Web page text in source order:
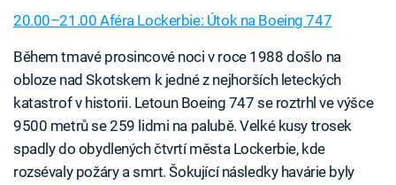
20.00–21.00 Aféra Lockerbie: Útok na Boeing 747
Během tmavé prosincové noci v roce 1988 došlo na
obloze nad Skotskem k jedné z nejhorších leteckých
katastrof v historii. Letoun Boeing 747 se roztrhl ve výšce
9500 metrů se 259 lidmi na palubě. Velké kusy trosek
spadly do obydlených čtvrtí města Lockerbie, kde
rozsévaly požáry a smrt. Šokující následky havárie byly